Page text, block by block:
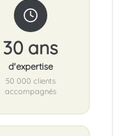
30 ans
d'expertise
50 000 clients
accompagnés